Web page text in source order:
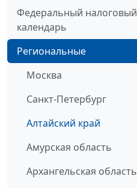
Федеральный налоговый
календарь
Региональные
Москва
Санкт-Петербург
Алтайский край
Амурская область
Архангельская область